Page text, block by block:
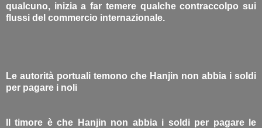
qualcuno, inizia a far temere qualche contraccolpo sui
flussi del commercio internazionale.
Le autorità portuali temono che Hanjin non abbia i soldi
per pagare i noli
Il timore è che Hanjin non abbia i soldi per pagare le